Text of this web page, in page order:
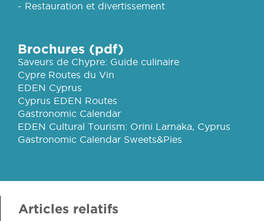
- Restauration et divertissement
Brochures (pdf)
Saveurs de Chypre: Guide culinaire
Cypre Routes du Vin
EDEN Cyprus
Cyprus EDEN Routes
Gastronomic Calendar
EDEN Cultural Tourism: Orini Larnaka, Cyprus
Gastronomic Calendar Sweets&Pies
Articles relatifs